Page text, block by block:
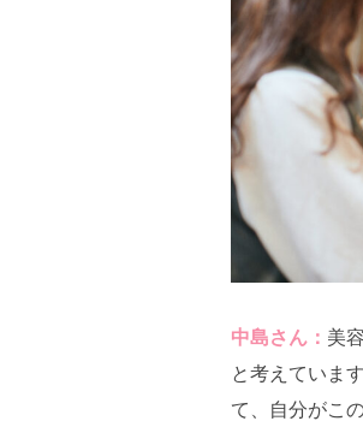
中島さん： 美
と考えていま
て、自分がこ